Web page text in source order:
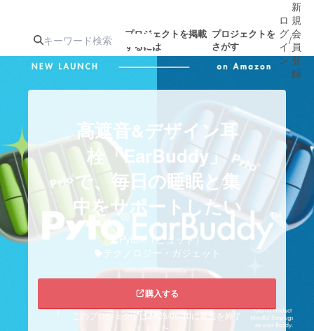
プロジェクトを掲載
するには
プロジェクトを
さがす
ジェクト
注目のリ
ターン
注目の新着プロ
ジェクト
募集終了が近いプ
ロジェクト
もうすぐ公開
されます
アート・写真 音楽
テクノロジー・ガジェット ゲーム・サ
ロ
グ
イ
ン
/
新
規
会
員
登
録
高遮音&デザイン耳
栓「EarBuddy︎︎」
で、毎日の睡眠と集
中をサポートしたい
Pyto®︎（ピュット）
テクノロジー・ガジェット
購入する
このプロジェクトは2025/06/30に募集を終了
しました。